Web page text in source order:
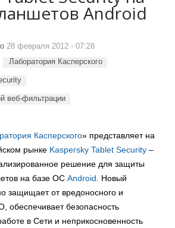
Android
28 февраля 2012 - 07:28
Лаборатория Касперского
веб-фильтрации
Касперского» представляет на
рынке Kaspersky Tablet Security –
решение для защиты
на базе ОС Android . Новый
защищает от вредоносного и
обеспечивает безопасность
в Сети и неприкосновенность